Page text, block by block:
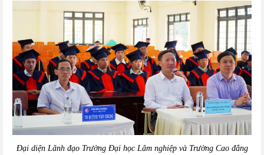
Đại diện Lãnh đạo Trường Đại học Lâm nghiệp và Trường Cao đẳng